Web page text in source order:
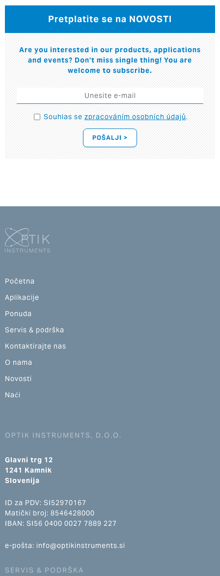
Pretplatite se na NOVOSTI
Are you interested in our products, applications
and events? Don't miss single thing! You are
welcome to subscribe.
Souhlas sezpracováním osobních údajů.
POŠALJI >
Početna
Aplikacije
Ponuda
Servis & podrška
Kontaktirajte nas
O nama
Novosti
Naći
OPTIK INSTRUMENTS, D.O.O.
Glavni trg 12
1241 Kamnik
Slovenija
ID za PDV: SI52970167
Matički broj: 8546428000
IBAN: SI56 0400 0027 7889 227
e-pošta: info@optikinstruments.si
SERVIS & PODRŠKA